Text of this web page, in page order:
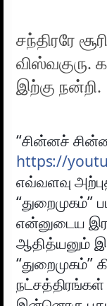
சந்திரரே
விஸ்வகுரு.
இற்கு நன்றி.
“சின்னச்
https://
எவ்வளவு
“துறைமுகம்”
என்னுடைய
ஆதித்யனும்